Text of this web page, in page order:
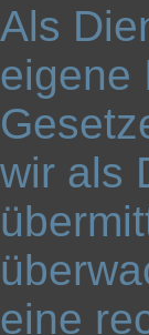
Als
eigene
wir als
eine